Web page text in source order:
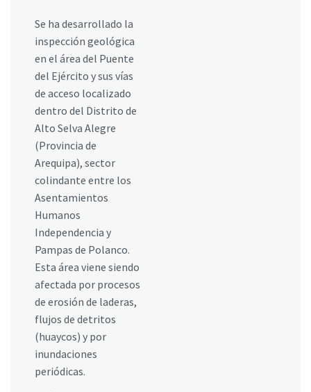
Se ha desarrollado la
inspección geológica
en el área del Puente
del Ejército y sus vías
de acceso localizado
dentro del Distrito de
Alto Selva Alegre
(Provincia de
Arequipa), sector
colindante entre los
Asentamientos
Humanos
Independencia y
Pampas de Polanco.
Esta área viene siendo
afectada por procesos
de erosión de laderas,
flujos de detritos
(huaycos) y por
inundaciones
periódicas.